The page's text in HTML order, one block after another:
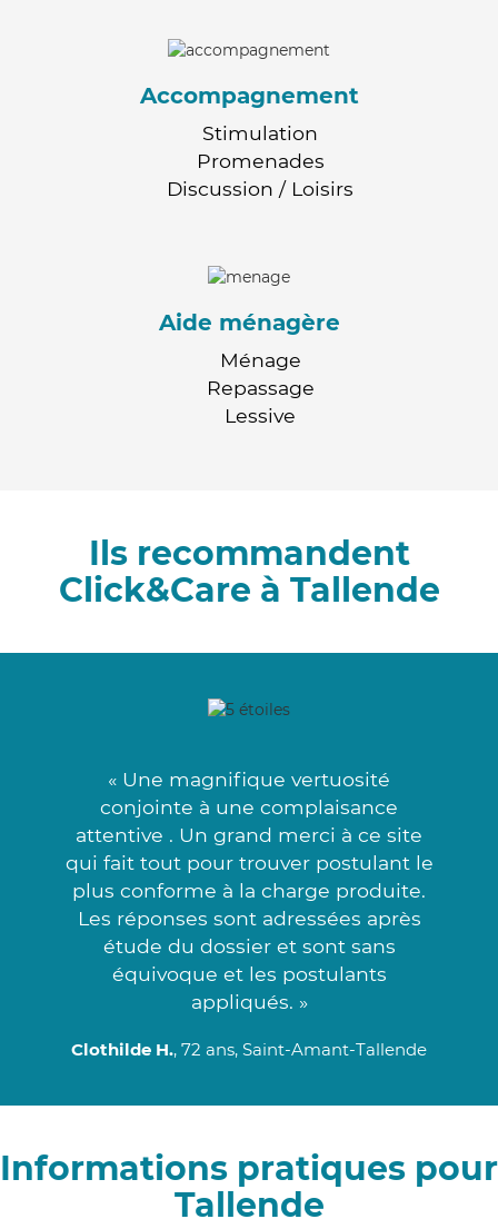
Accompagnement
Stimulation
Promenades
Discussion / Loisirs
Aide ménagère
Ménage
Repassage
Lessive
Ils recommandent
Click&Care à Tallende
« Une magnifique vertuosité
conjointe à une complaisance
attentive . Un grand merci à ce site
qui fait tout pour trouver postulant le
plus conforme à la charge produite.
Les réponses sont adressées après
étude du dossier et sont sans
équivoque et les postulants
appliqués. »
Clothilde H., 72 ans, Saint-Amant-Tallende
Informations pratiques pour
Tallende